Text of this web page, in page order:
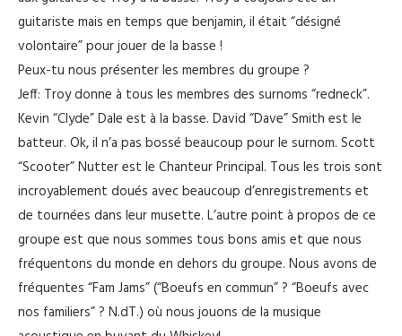
guitariste mais en temps que benjamin, il était “désigné
volontaire” pour jouer de la basse !
Peux-tu nous présenter les membres du groupe ?
Jeff: Troy donne à tous les membres des surnoms “redneck”.
Kevin “Clyde” Dale est à la basse. David “Dave” Smith est le
batteur. Ok, il n’a pas bossé beaucoup pour le surnom. Scott
“Scooter” Nutter est le Chanteur Principal. Tous les trois sont
incroyablement doués avec beaucoup d’enregistrements et
de tournées dans leur musette. L’autre point à propos de ce
groupe est que nous sommes tous bons amis et que nous
fréquentons du monde en dehors du groupe. Nous avons de
fréquentes “Fam Jams” (“Boeufs en commun” ? “Boeufs avec
nos familiers” ? N.dT.) où nous jouons de la musique